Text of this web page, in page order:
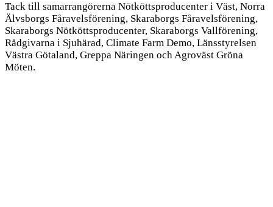
Tack till samarrangörerna Nötköttsproducenter i Väst, Norra
Älvsborgs Fåravelsförening, Skaraborgs Fåravelsförening,
Skaraborgs Nötköttsproducenter, Skaraborgs Vallförening,
Rådgivarna i Sjuhärad, Climate Farm Demo, Länsstyrelsen
Västra Götaland, Greppa Näringen och Agroväst Gröna
Möten.